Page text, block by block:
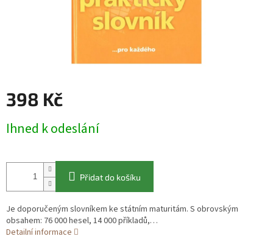
398 Kč
cena:
Ihned k odeslání
Přidat do košíku
Je doporučeným slovníkem ke státním maturitám. S obrovským
obsahem: 76 000 hesel, 14 000 příkladů,…
Detailní informace